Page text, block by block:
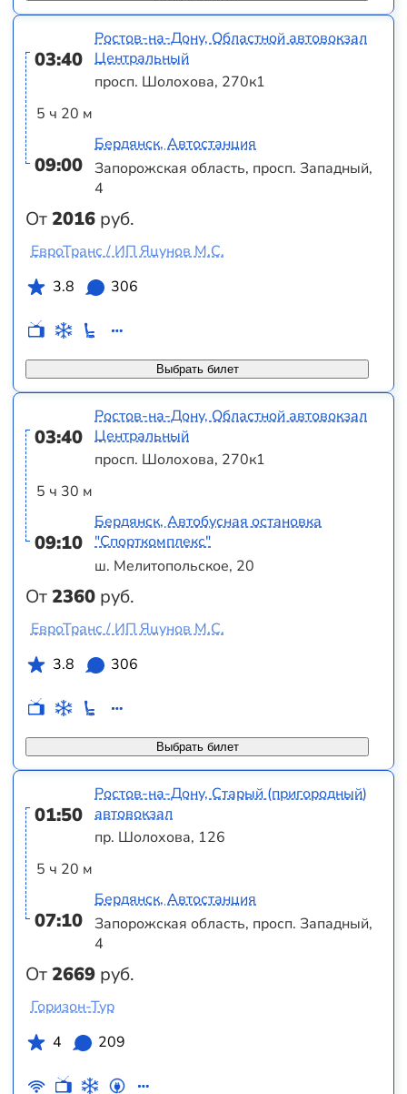
03:40
5 ч 20 м
09:00
От2016 руб.
Ростов-на-Дону, Областной автовокзал
Центральный
просп. Шолохова, 270к1
Бердянск, Автостанция
Запорожская область, просп. Западный,
4
Выбрать билет
ЕвроТранс / ИП Яцунов М.С.
3.8
306
03:40
5 ч 30 м
09:10
От2360 руб.
Ростов-на-Дону, Областной автовокзал
Центральный
просп. Шолохова, 270к1
Бердянск, Автобусная остановка
"Спорткомплекс"
ш. Мелитопольское, 20
Выбрать билет
ЕвроТранс / ИП Яцунов М.С.
3.8
306
01:50
5 ч 20 м
07:10
От2669 руб.
Ростов-на-Дону, Старый (пригородный)
автовокзал
пр. Шолохова, 126
Бердянск, Автостанция
Запорожская область, просп. Западный,
4
Горизон-Тур
4
209